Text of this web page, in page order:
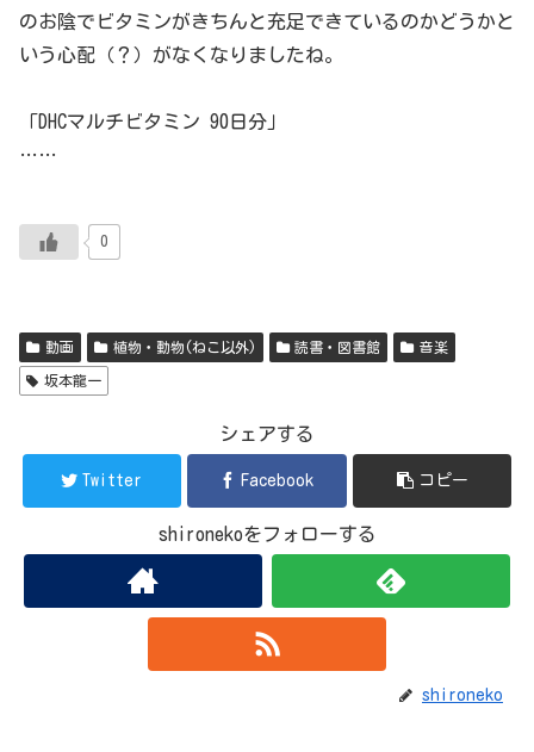
のお陰でビタミンがきちんと充足できているのかどうかと
いう心配（？）がなくなりましたね。
「DHCマルチビタミン 90日分」
……
0
動画 植物・動物(ねこ以外) 読書・図書館 音楽
坂本龍一
シェアする
Twitter Facebook コピー
shironekoをフォローする
shironeko